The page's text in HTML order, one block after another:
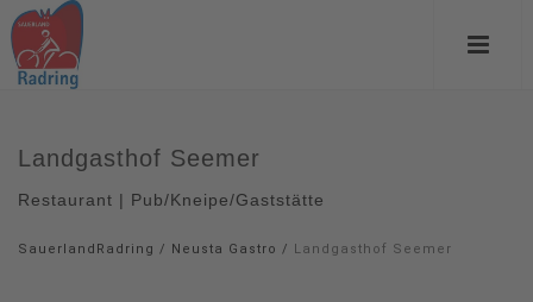
Landgasthof Seemer
Restaurant | Pub/Kneipe/Gaststätte
SauerlandRadring / Neusta Gastro / Landgasthof Seemer